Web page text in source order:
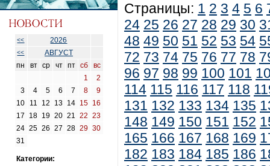
<< 2026
<<
АВГУСТ
пн
вт ср чт пт сб
вс
1
2
3
4 5 6 7 8
9
10
11 12 13 14 15 16
17
18 19 20 21 22
23
24 25 26 27 28 29 30
31
Категории:
Страницы: 1 2 3 4 5 6
24 25 26 27 28 29 30
48 49 50 51 52 53 54
72 73 74 75 76 77 78
96 97 98 99 100 101
114 115 116 117 118
131 132 133 134 135
148 149 150 151 152
165 166 167 168 169
182 183 184 185 186